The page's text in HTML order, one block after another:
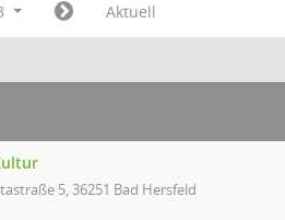
Aktuell
5, 36251 Bad Hersfeld